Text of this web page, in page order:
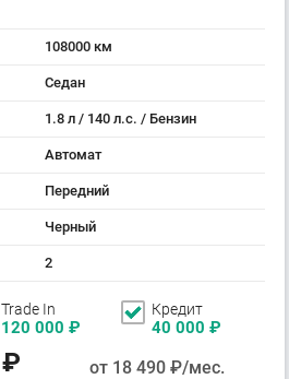
108000 км
Седан
1.8 л / 140 л.с. / Бензин
Автомат
Передний
Черный
2
Trade In
120 000 ₽
Кредит
40 000 ₽
₽ от 18 490₽/мес.